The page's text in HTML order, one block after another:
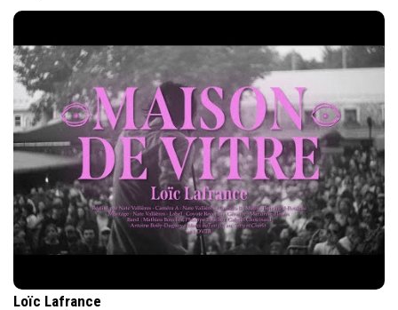
Loïc Lafrance